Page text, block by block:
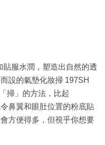
設的氣墊化妝掃 197SH
掃」的方法，比起
鼻翼和眼肚位置的粉底貼
方便得多，但視乎你想要